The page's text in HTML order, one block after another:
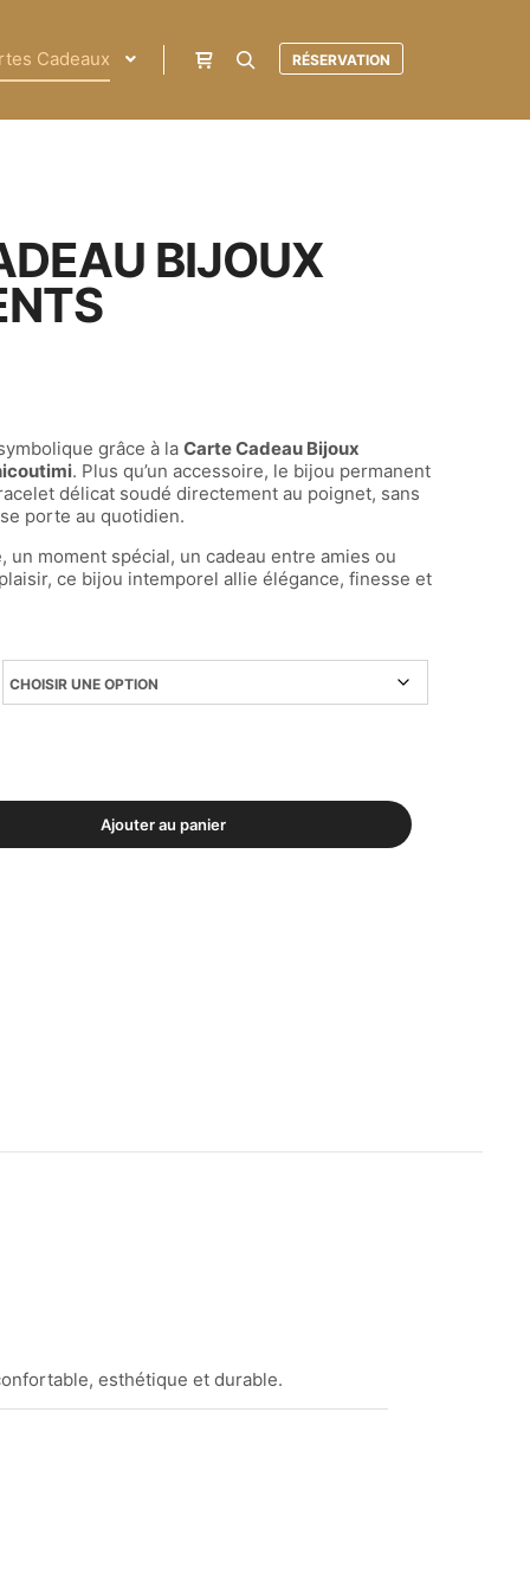
Cadeaux RÉSERVATION
BIJOUX
grâce à laCarte Cadeau Bijoux
. Plus qu’un accessoire, le bijou permanent
délicat soudé directement au poignet, sans
porte au quotidien.
un moment spécial, un cadeau entre amies ou
ce bijou intemporel allie élégance, finesse et
Ajouter au panier
esthétique et durable.